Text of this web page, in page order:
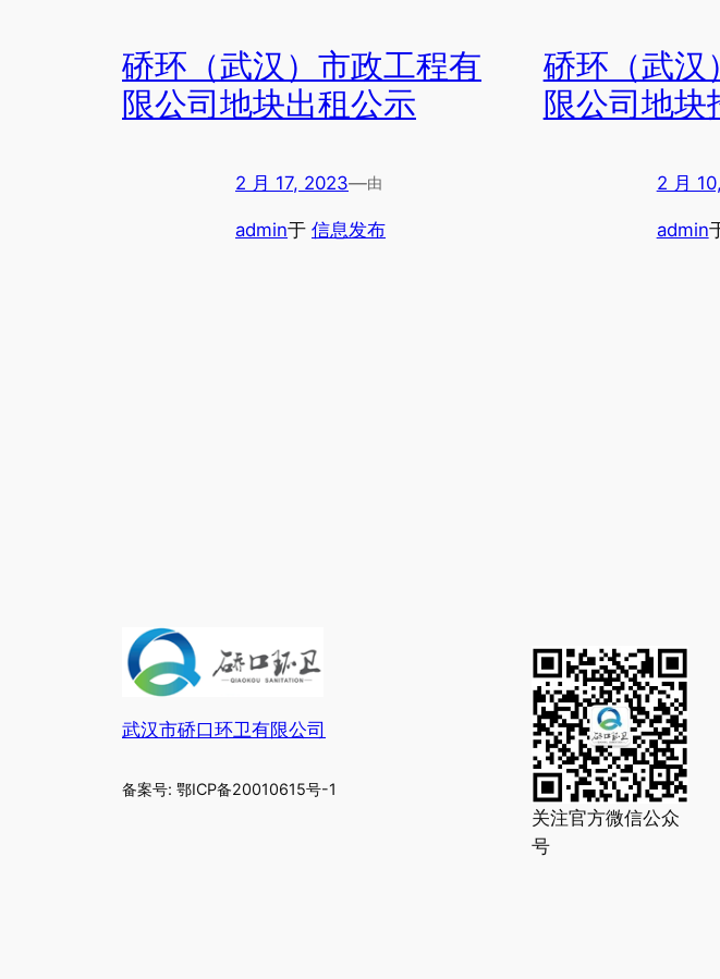
硚环（武汉）市政工程有
限公司地块出租公示
2 月 17, 2023—由
admin于 信息发布
硚环（武汉
限公司地块
2 月
admin
武汉市硚口环卫有限公司
备案号: 鄂ICP备20010615号-1
关注官方微信公众
号